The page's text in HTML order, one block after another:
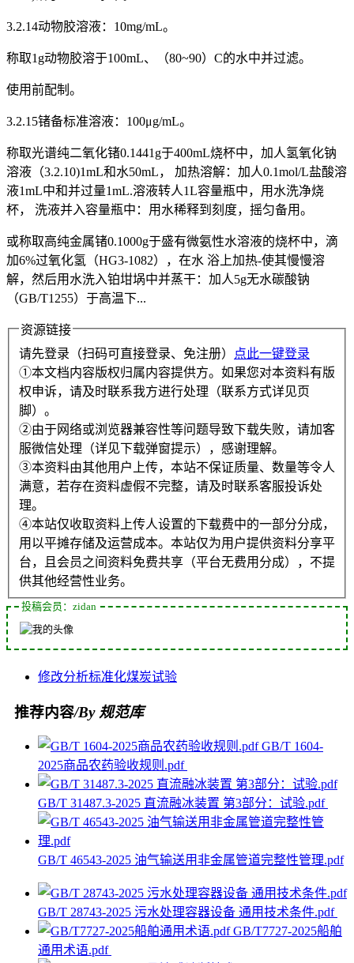
3.2.14动物胶溶液：10mg/mL。
称取1g动物胶溶于100mL、（80~90）C的水中并过滤。
使用前配制。
3.2.15锗备标准溶液：100μg/mL。
称取光谱纯二氧化锗0.1441g于400mL烧杯中，加人氢氧化钠
溶液（3.2.10)1mL和水50mL， 加热溶解：加人0.1mol/L盐酸溶
液1mL中和并过量1mL.溶液转人1L容量瓶中，用水洗净烧
杯， 洗液并入容量瓶中：用水稀释到刻度，摇匀备用。
或称取高纯金属锗0.1000g于盛有微氨性水溶液的烧杯中，滴
加6%过氧化氢（HG3-1082），在水 浴上加热-使其慢慢溶
解，然后用水洗入铂坩埚中并蒸干：加人5g无水碳酸钠
（GB/T1255）于高温下...
资源链接
请先登录（扫码可直接登录、免注册）
点此一键登录
①本文档内容版权归属内容提供方。如果您对本资料有版
权申诉，请及时联系我方进行处理（联系方式详见页
脚）。
②由于网络或浏览器兼容性等问题导致下载失败，请加客
服微信处理（详见下载弹窗提示），感谢理解。
③本资料由其他用户上传，本站不保证质量、数量等令人
满意，若存在资料虚假不完整，请及时联系客服投诉处
理。
④本站仅收取资料上传人设置的下载费中的一部分分成，
用以平摊存储及运营成本。本站仅为用户提供资料分享平
台，且会员之间资料免费共享（平台无费用分成），不提
供其他经营性业务。
投稿会员：zidan
修改分析标准化煤炭试验
推荐内容/By 规范库
GB/T 1604-
2025商品农药验收规则.pdf
GB/T 31487.3-2025 直流融冰装置 第3部分：试验.pdf
GB/T 46543-2025 油气输送用非金属管道完整性管理.pdf
GB/T 28743-2025 污水处理容器设备 通用技术条件.pdf
GB/T7727-2025船舶
通用术语.pdf